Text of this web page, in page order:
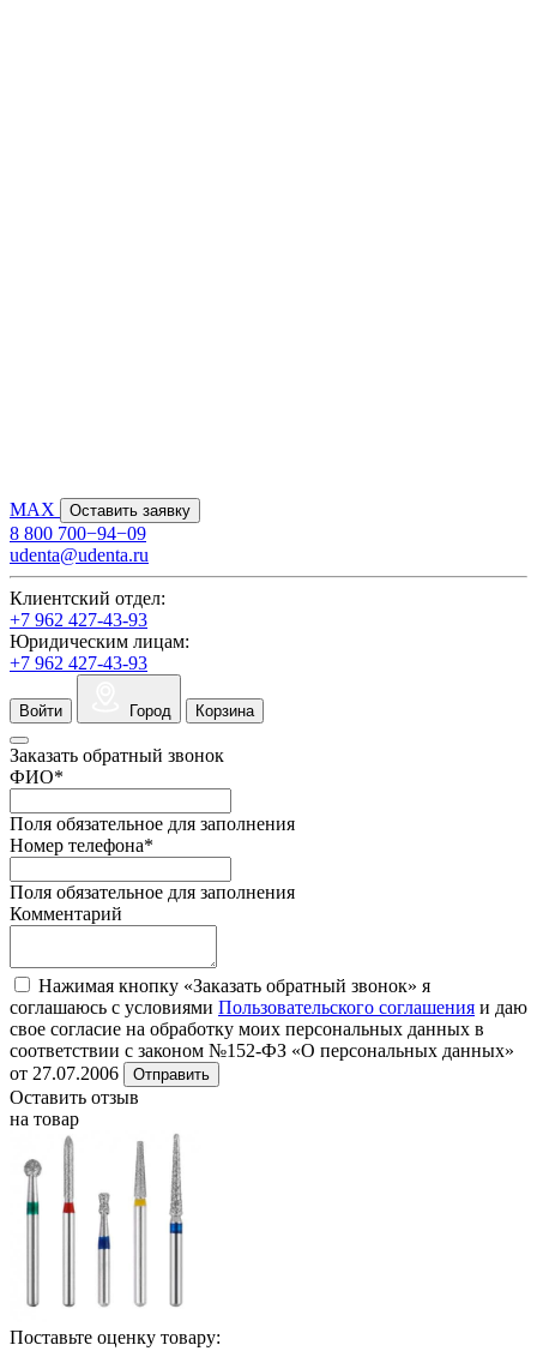
MAX Оставить заявку
8 800 700−94−09
udenta@udenta.ru
Клиентский отдел:
+7 962 427-43-93
Юридическим лицам:
+7 962 427-43-93
Войти Город Корзина
Заказать обратный звонок
ФИО*
Поля обязательное для заполнения
Номер телефона*
Поля обязательное для заполнения
Комментарий
Нажимая кнопку «Заказать обратный звонок» я
соглашаюсь с условиями Пользовательского соглашения и даю
свое согласие на обработку моих персональных данных в
соответствии с законом №152-ФЗ «О персональных данных»
от 27.07.2006
Отправить
Оставить отзыв
на товар
Поставьте оценку товару: